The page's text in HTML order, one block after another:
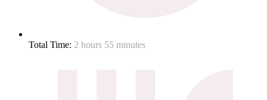
Total Time: 2 hours 55 minutes